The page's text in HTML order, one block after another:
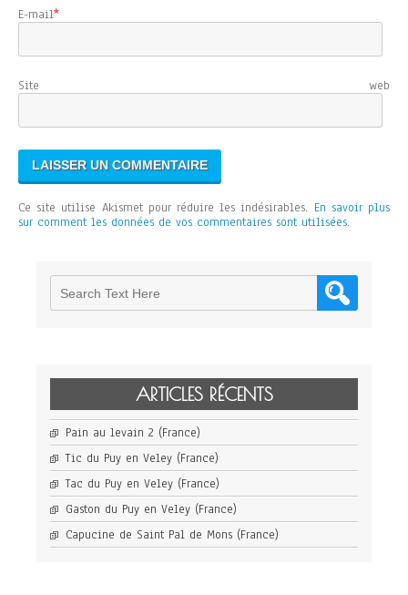
E-mail*
Site web
Ce site utilise Akismet pour réduire les indésirables. En savoir plus
sur comment les données de vos commentaires sont utilisées.
ARTICLES RÉCENTS
Pain au levain 2 (France)
Tic du Puy en Veley (France)
Tac du Puy en Veley (France)
Gaston du Puy en Veley (France)
Capucine de Saint Pal de Mons (France)